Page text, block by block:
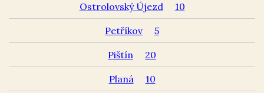
Ostrolovský Újezd 10
Petříkov 5
Pištín 20
Planá 10